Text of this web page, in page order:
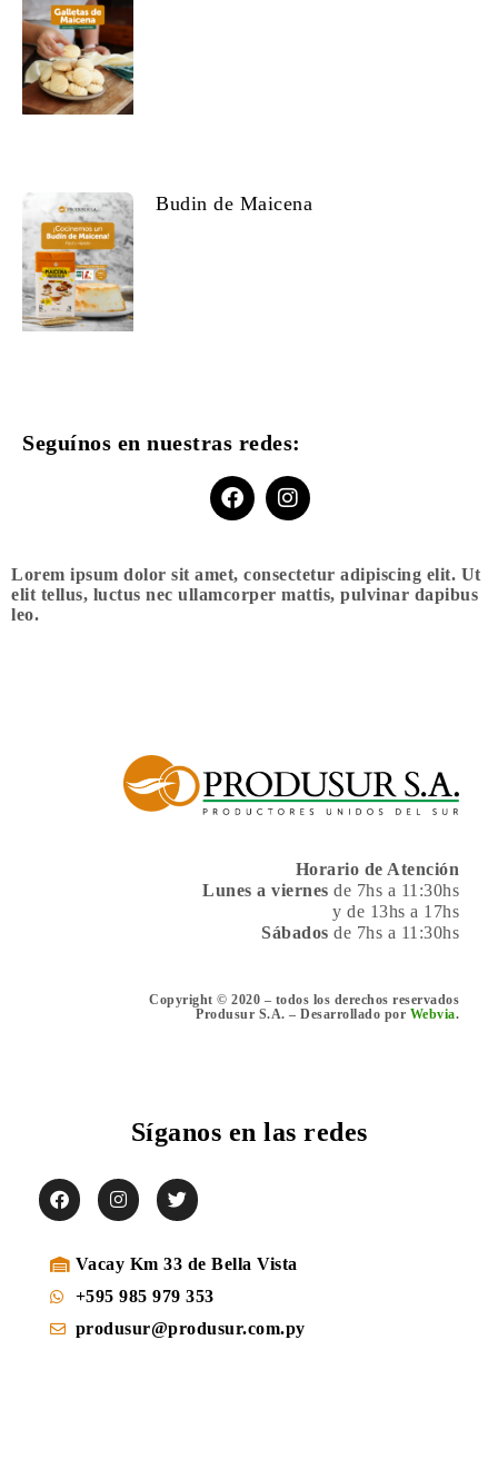
Budin de Maicena
Seguínos en nuestras redes:
Lorem ipsum dolor sit amet, consectetur adipiscing elit. Ut
elit tellus, luctus nec ullamcorper mattis, pulvinar dapibus
leo.
Síganos en las redes
Vacay Km 33 de Bella Vista
+595 985 979 353
produsur@produsur.com.py
Horario de Atención
Lunes a viernes de 7hs a 11:30hs
y de 13hs a 17hs
Sábados de 7hs a 11:30hs
Copyright © 2020 – todos los derechos reservados
Produsur S.A. – Desarrollado por Webvia.